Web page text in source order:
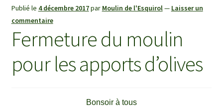
Publié le 4 décembre 2017par Moulin de l'Esquirol— Laisser un
commentaire
Fermeture du moulin
pour les apports d’olives
Bonsoir à tous